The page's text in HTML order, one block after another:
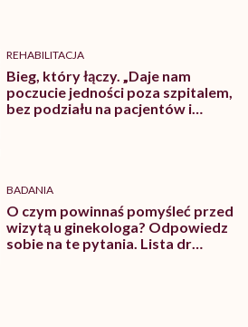
REHABILITACJA
Bieg, który łączy. „Daje nam
poczucie jedności poza szpitalem,
bez podziału na pacjentów i
BADANIA
O czym powinnaś pomyśleć przed
wizytą u ginekologa? Odpowiedz
sobie na te pytania. Lista dr